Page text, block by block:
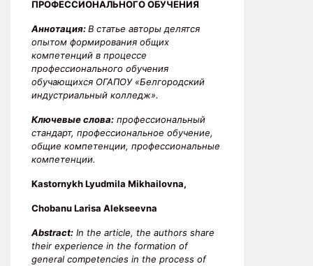
ПРОФЕССИОНАЛЬНОГО ОБУЧЕНИЯ
Аннотация:В статье авторы делятся
опытом формирования общих
компетенций в процессе
профессионального обучения
обучающихся ОГАПОУ «Белгородский
индустриальный колледж».
Ключевые слова: профессиональный
стандарт, профессиональное обучение,
общие компетенции, профессиональные
компетенции.
Kastornykh Lyudmila Mikhailovna,
Chobanu Larisa Alekseevna
Abstract: In the article, the authors share
their experience in the formation of
general competencies in the process of